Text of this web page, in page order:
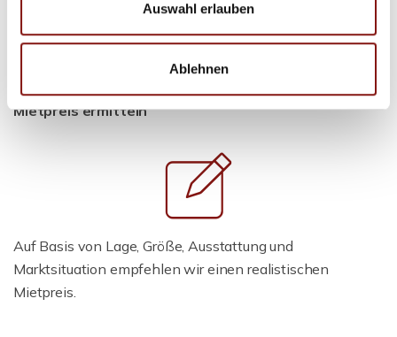
Auswahl erlauben
Ablehnen
Mietpreis ermitteln
Auf Basis von Lage, Größe, Ausstattung und
Marktsituation empfehlen wir einen realistischen
Mietpreis.